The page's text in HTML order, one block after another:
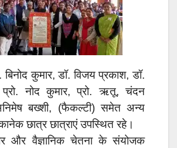
कुमार, डॉ. विजय प्रकाश, डॉ.
नोद कुमार, प्रो. ऋतू, चंदन
बख्शी, (फैकल्टी) समेत अन्य
छात्र छात्राएं उपस्थित रहे।
और वैज्ञानिक चेतना के संयोजक